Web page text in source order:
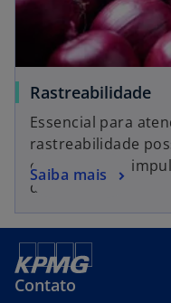
Rastreabilidade
Essencial para
rastreabilidade
competitiva e
de valor.
Saiba mais
Contato